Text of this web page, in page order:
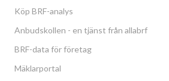
Köp BRF-analys
Anbudskollen - en tjänst från allabrf
BRF-data för företag
Mäklarportal